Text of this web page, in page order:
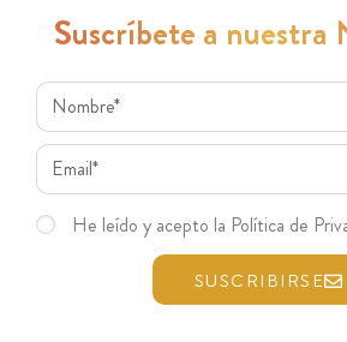
Suscríbete a nuestra
He leído y acepto la Política de
SUSCRIBIRSE